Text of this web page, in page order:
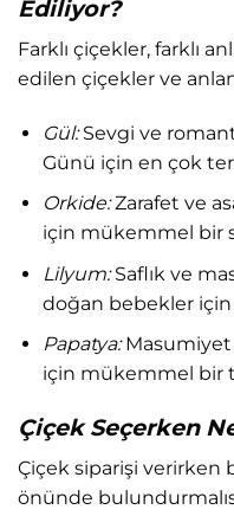
Ediliyor?
Farklı çiçekler, farklı
edilen çiçekler ve
Gül:Sevgi ve
Günü için en çok
Orkide:Zarafet ve
için mükemmel bir
Lilyum:Saflık ve
doğan bebekler
Papatya:Masumiyet
için mükemmel bir
Çiçek Seçerken
Çiçek siparişi verirken
önünde